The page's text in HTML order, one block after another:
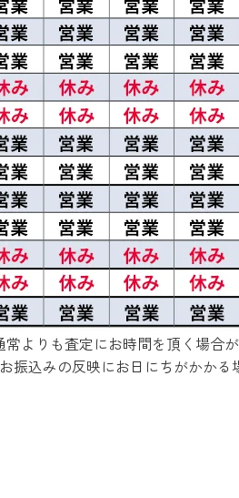
よりも査定にお時間を頂く場合が
込みの反映にお日にちがかかる